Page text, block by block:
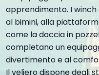
apprendimento. I winch
al bimini, alla
come la doccia in
completano un
divertimento e al
Il veliero dispone degli